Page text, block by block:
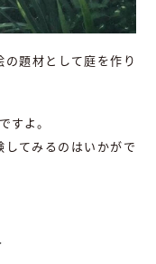
の題材として庭を作り
すよ。
てみるのはいかがで